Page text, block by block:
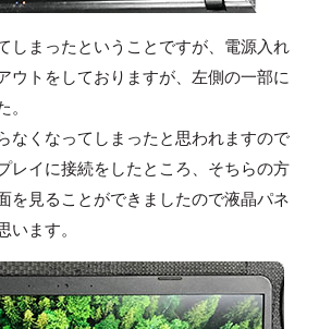
しまったということですが、電源入れ
ウトをしておりますが、左側の一部に
なくなってしまったと思われますので
レイに接続をしたところ、そちらの方
を見ることができましたので液晶パネ
ます。